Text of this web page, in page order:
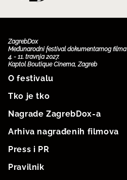
ZagrebDox
Međunarodni festival dokumentarnog filma
4. - 11. travnja 2027.
Kaptol Boutique Cinema, Zagreb
O festivalu
Tko je tko
Nagrade ZagrebDox-a
Arhiva nagrađenih filmova
Press i PR
Pravilnik